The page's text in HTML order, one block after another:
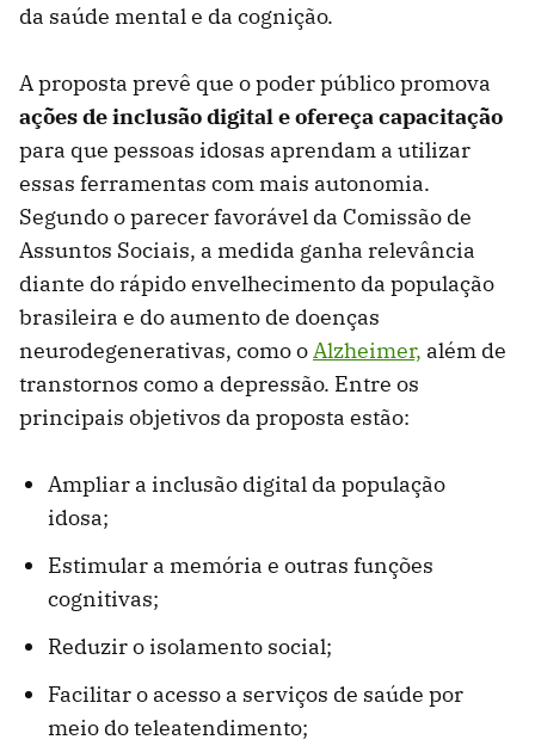
da saúde mental e da cognição.
A proposta prevê que o poder público promova
ações de inclusão digital e ofereça capacitação
para que pessoas idosas aprendam a utilizar
essas ferramentas com mais autonomia.
Segundo o parecer favorável da Comissão de
Assuntos Sociais, a medida ganha relevância
diante do rápido envelhecimento da população
brasileira e do aumento de doenças
neurodegenerativas, como oAlzheimer, além de
transtornos como a depressão. Entre os
principais objetivos da proposta estão:
Ampliar a inclusão digital da população
idosa;
Estimular a memória e outras funções
cognitivas;
Reduzir o isolamento social;
Facilitar o acesso a serviços de saúde por
meio do teleatendimento;